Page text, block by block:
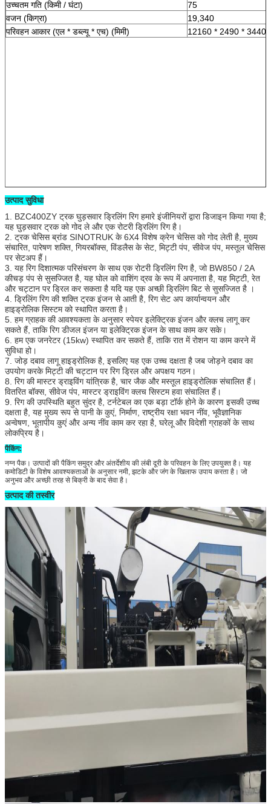
उच्चतम गति (किमी / घंटा)
75
वजन (किग्रा)
19,340
परिवहन आकार (एल * डब्ल्यू * एच) (मिमी)
12160 * 2490 * 3440
उत्पाद सुविधा
1. BZC400ZY ट्रक घुड़सवार ड्रिलिंग रिग हमारे इंजीनियरों द्वारा डिजाइन किया गया है;
यह घुड़सवार ट्रक को गोद ले और एक रोटरी ड्रिलिंग रिग है।
2. ट्रक चेसिस ब्रांड SINOTRUK के 6X4 विशेष क्रेन चेसिस को गोद लेती है, मुख्य
संचारित, पारेषण शक्ति, गियरबॉक्स, विंडलैस के सेट, मिट्टी पंप, सीवेज पंप, मस्तूल चेसिस
पर सेटअप हैं।
3. यह रिग दिशात्मक परिसंचरण के साथ एक रोटरी ड्रिलिंग रिग है, जो BW850 / 2A
कीचड़ पंप से सुसज्जित है, यह घोल को वाशिंग द्रव के रूप में अपनाता है, यह मिट्टी, रेत
और चट्टान पर ड्रिल कर सकता है यदि यह एक अच्छी ड्रिलिंग बिट से सुसज्जित है ।
4. ड्रिलिंग रिग की शक्ति ट्रक इंजन से आती है, रिग सेट अप कार्यान्वयन और
हाइड्रोलिक सिस्टम को स्थापित करता है।
5. हम ग्राहक की आवश्यकता के अनुसार स्पेयर इलेक्ट्रिक इंजन और क्लच लागू कर
सकते हैं, ताकि रिग डीजल इंजन या इलेक्ट्रिक इंजन के साथ काम कर सके।
6. हम एक जनरेटर (15kw) स्थापित कर सकते हैं, ताकि रात में रोशन या काम करने में
सुविधा हो।
7. जोड़ दबाव लागू हाइड्रोलिक है, इसलिए यह एक उच्च दक्षता है जब जोड़ने दबाव का
उपयोग करके मिट्टी की चट्टान पर रिग ड्रिल और अपक्षय गठन।
8. रिग की मास्टर ड्राइविंग यांत्रिक है, चार जैक और मस्तूल हाइड्रोलिक संचालित हैं।
वितरित बॉक्स, सीवेज पंप, मास्टर ड्राइविंग क्लच सिस्टम हवा संचालित हैं।
9. रिग की उपस्थिति बहुत सुंदर है, टर्नटेबल का एक बड़ा टॉर्क होने के कारण इसकी उच्च
दक्षता है, यह मुख्य रूप से पानी के कुएं, निर्माण, राष्ट्रीय रक्षा भवन नींव, भूवैज्ञानिक
अन्वेषण, भूतापीय कुएं और अन्य नींव काम कर रहा है, घरेलू और विदेशी ग्राहकों के साथ
लोकप्रिय है।
पैकिंग:
नग्न पैक। उत्पादों की पैकिंग समुद्र और अंतर्देशीय की लंबी दूरी के परिवहन के लिए उपयुक्त है। यह
कमोडिटी के विशेष आवश्यकताओं के अनुसार नमी, झटके और जंग के खिलाफ उपाय करता है। जो
अनुभव और अच्छी तरह से बिक्री के बाद सेवा है।
उत्पाद की तस्वीर